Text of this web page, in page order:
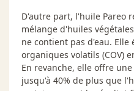
3,78 L · 25 - Bois brulé
3,78 L ·26 - Sable
3,78 L ·36 - Enfumé
3,78 L · 41 - Gris cendré
D'autre part, l'huile Pareo
mélange d'huiles
ne contient pas d'eau. Elle
organiques volatils (COV)
En revanche, elle offre
jusqu'à 40% de plus que